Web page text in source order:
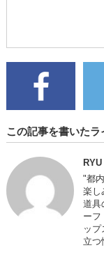
この記事を書いたラ
RYU
"都
楽し
道具
ーフ
ッ
立つ